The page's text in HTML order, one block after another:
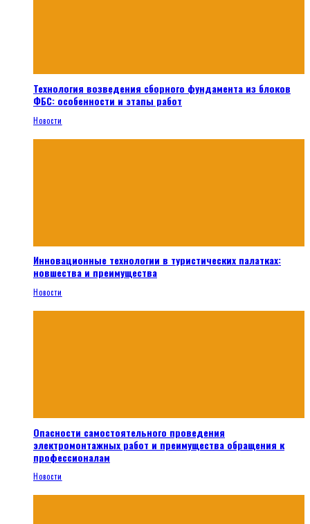
Технология возведения сборного фундамента из блоков
ФБС: особенности и этапы работ
Новости
Инновационные технологии в туристических палатках:
новшества и преимущества
Новости
Опасности самостоятельного проведения
электромонтажных работ и преимущества обращения к
профессионалам
Новости